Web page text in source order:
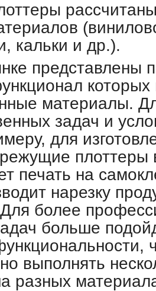
кальки и др.).
представлены
которых
материалы.
задач и
для
плоттеры
печать на
нарезку
более
больше
выполнять
разных